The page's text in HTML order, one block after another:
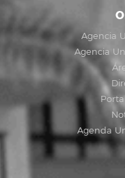
Agencia
Agencia
Agenda